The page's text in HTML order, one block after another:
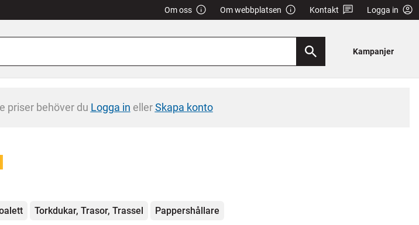
Om oss Om webbplatsen Kontakt Logga in
Kampanjer
priser behöver du Logga in ellerSkapa konto
Torkdukar, Trasor, Trassel Pappershållare